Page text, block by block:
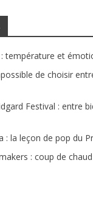
température et
de choisir
Festival : entre
: la leçon de pop du
: coup de